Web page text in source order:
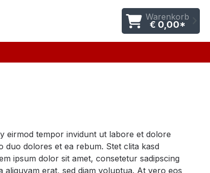
Warenkorb
€ 0,00*
eirmod tempor invidunt ut labore et dolore
duo dolores et ea rebum. Stet clita kasd
ipsum dolor sit amet, consetetur sadipscing
erat, sed diam voluptua. At vero eos